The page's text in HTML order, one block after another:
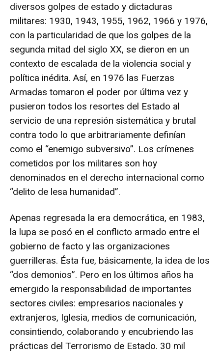
diversos golpes de estado y dictaduras
militares: 1930, 1943, 1955, 1962, 1966 y 1976,
con la particularidad de que los golpes de la
segunda mitad del siglo XX, se dieron en un
contexto de escalada de la violencia social y
política inédita. Así, en 1976 las Fuerzas
Armadas tomaron el poder por última vez y
pusieron todos los resortes del Estado al
servicio de una represión sistemática y brutal
contra todo lo que arbitrariamente definían
como el “enemigo subversivo”. Los crímenes
cometidos por los militares son hoy
denominados en el derecho internacional como
“delito de lesa humanidad”.
Apenas regresada la era democrática, en 1983,
la lupa se posó en el conflicto armado entre el
gobierno de facto y las organizaciones
guerrilleras. Ésta fue, básicamente, la idea de los
“dos demonios”. Pero en los últimos años ha
emergido la responsabilidad de importantes
sectores civiles: empresarios nacionales y
extranjeros, Iglesia, medios de comunicación,
consintiendo, colaborando y encubriendo las
prácticas del Terrorismo de Estado. 30 mil